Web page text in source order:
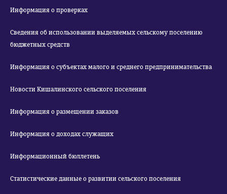
Информация о проверках
Сведения об использовании выделяемых сельскому поселению
бюджетных средств
Информация о субъектах малого и среднего предпринимательства
Новости Кишалинского сельского поселения
Информация о размещении заказов
Информация о доходах служащих
Информационный бюллетень
Статистические данные о развитии сельского поселения